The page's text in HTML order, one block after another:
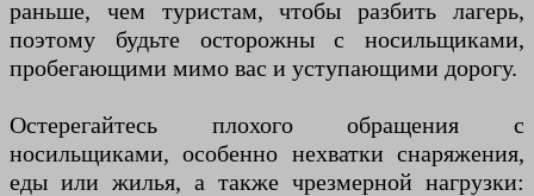
раньше, чем туристам, чтобы разбить лагерь,
поэтому будьте осторожны с носильщиками,
пробегающими мимо вас и уступающими дорогу.
Остерегайтесь плохого обращения с
носильщиками, особенно нехватки снаряжения,
еды или жилья, а также чрезмерной нагрузки: